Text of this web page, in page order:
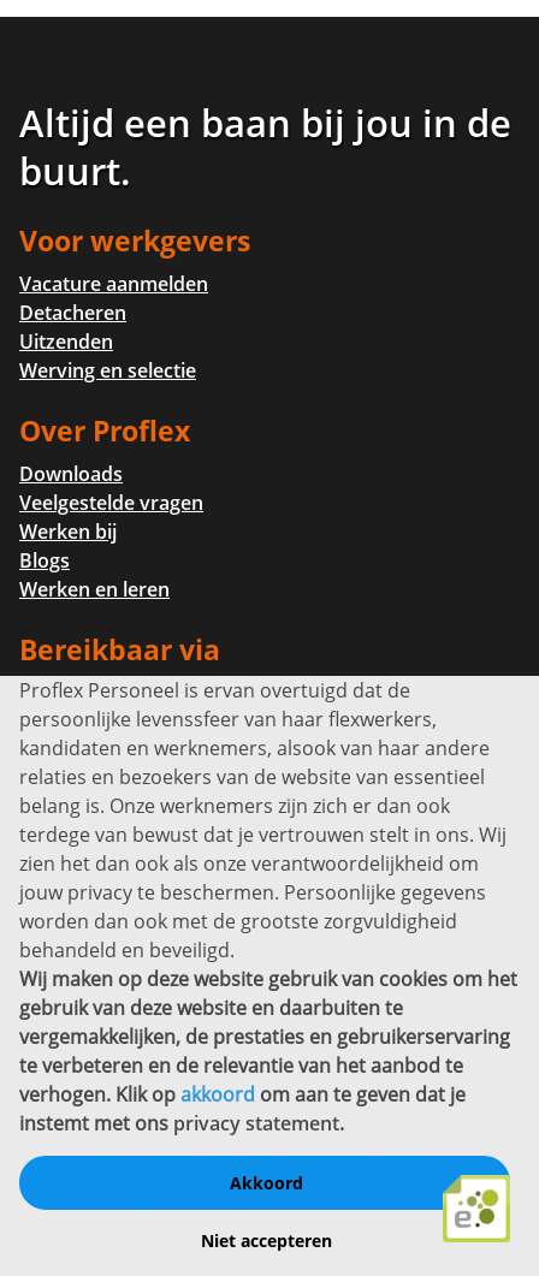
Altijd een baan bij jou in de
buurt.
Voor werkgevers
Vacature aanmelden
Detacheren
Uitzenden
Werving en selectie
Over Proflex
Downloads
Veelgestelde vragen
Werken bij
Blogs
Werken en leren
Bereikbaar via
Info@proflexpersoneel.nl
Bel ons:+31 (0)85 0450040
Prins Willem-Alexanderlaan 301
7311 SW Apeldoorn
Disclaimer
Privacyverklaring
Sitemap
Copyright
Bekijk ook eens
Proflex Personeel is ervan overtuigd dat de
persoonlijke levenssfeer van haar flexwerkers,
kandidaten en werknemers, alsook van haar andere
relaties en bezoekers van de website van essentieel
belang is. Onze werknemers zijn zich er dan ook
terdege van bewust dat je vertrouwen stelt in ons. Wij
zien het dan ook als onze verantwoordelijkheid om
jouw privacy te beschermen. Persoonlijke gegevens
worden dan ook met de grootste zorgvuldigheid
behandeld en beveiligd.
Wij maken op deze website gebruik van cookies om het
gebruik van deze website en daarbuiten te
vergemakkelijken, de prestaties en gebruikerservaring
te verbeteren en de relevantie van het aanbod te
verhogen. Klik opakkoord om aan te geven dat je
instemt met ons privacy statement.
Akkoord
Niet accepteren